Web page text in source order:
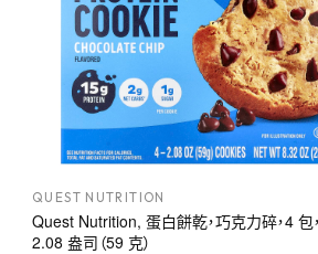
QUEST NUTRITION
Quest Nutrition, 蛋白餅乾，巧克力碎，4 包
2.08 盎司（59 克）